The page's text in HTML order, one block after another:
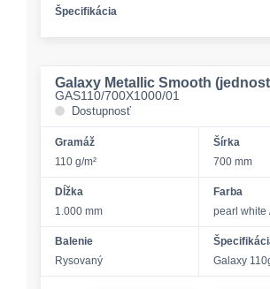
Špecifikácia
Galaxy Metallic Smooth
GAS110/700X1000/01
Dostupnosť
Gramáž
110 g/m²
Šírka
700 mm
Dĺžka
1.000 mm
Farba
pearl white
Balenie
Rysovaný
Galaxy